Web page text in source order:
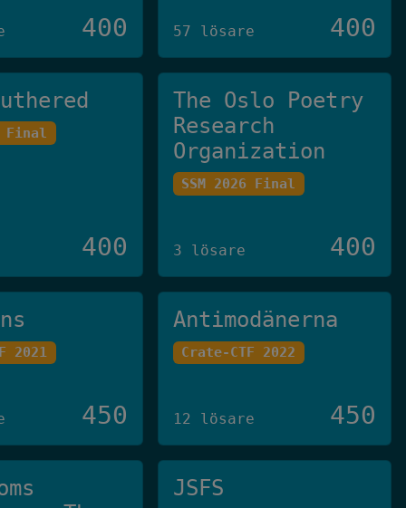
400 57 lösare 400
Final
400
The Oslo Poetry
Research
Organization
SSM 2026 Final
3 lösare 400
2021
450
Antimodänerna
Crate-CTF 2022
12 lösare 450
JSFS